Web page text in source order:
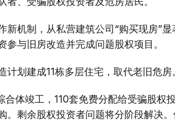
新机制，从私营建筑公司“购买现房”
参与旧房改造并完成问题股权项目。
划建成11栋多层住宅，取代老旧危房。
体竣工，110套免费分配给受骗股权
。剩余股权投资者问题将分阶段解决。